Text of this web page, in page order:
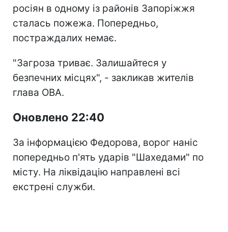
росіян в одному із районів Запоріжжя
сталась пожежа. Попередньо,
постраждалих немає.
"Загроза триває. Залишайтеся у
безпечних місцях", - закликав жителів
глава ОВА.
Оновлено 22:40
За інформацією Федорова, ворог наніс
попередньо п'ять ударів "Шахедами" по
місту. На ліквідацію направлені всі
екстрені служби.